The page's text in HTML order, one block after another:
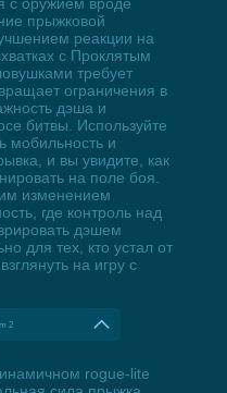
прыжковой
реакции на
с Проклятым
требует
ограничения в
дэша и
битвы. Используйте
мобильность и
и вы увидите, как
на поле боя.
изменением
где контроль над
дэшем
для тех, кто устал от
на игру с
2
rogue-lite